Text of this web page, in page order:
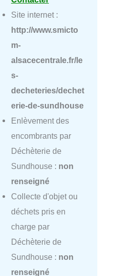
Site internet :
http://www.smicto
m-
alsacecentrale.fr/le
s-
decheteries/dechet
erie-de-sundhouse
Enlèvement des
encombrants par
Déchèterie de
Sundhouse : non
renseigné
Collecte d'objet ou
déchets pris en
charge par
Déchèterie de
Sundhouse : non
renseigné